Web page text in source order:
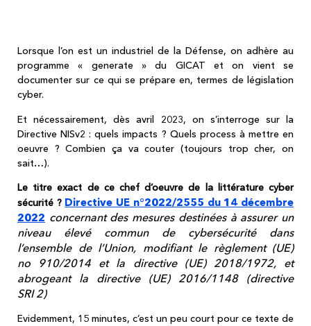
Lorsque l’on est un industriel de la Défense, on adhère au
programme « generate » du GICAT et on vient se
documenter sur ce qui se prépare en, termes de législation
cyber.
Et nécessairement, dès avril 2023, on s’interroge sur la
Directive NISv2 : quels impacts ? Quels process à mettre en
oeuvre ? Combien ça va couter (toujours trop cher, on
sait…).
Le titre exact de ce chef d’oeuvre de la littérature cyber
sécurité ? Directive UE n°2022/2555 du 14 décembre
2022 concernant des mesures destinées à assurer un
niveau élevé commun de cybersécurité dans
l’ensemble de l’Union, modifiant le règlement (UE)
no 910/2014 et la directive (UE) 2018/1972, et
abrogeant la directive (UE) 2016/1148 (directive
SRI 2)
Evidemment, 15 minutes, c’est un peu court pour ce texte de